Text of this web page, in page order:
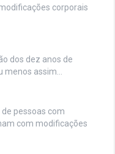
corporais
dos dez anos de
menos assim…
pessoas com
com modificações